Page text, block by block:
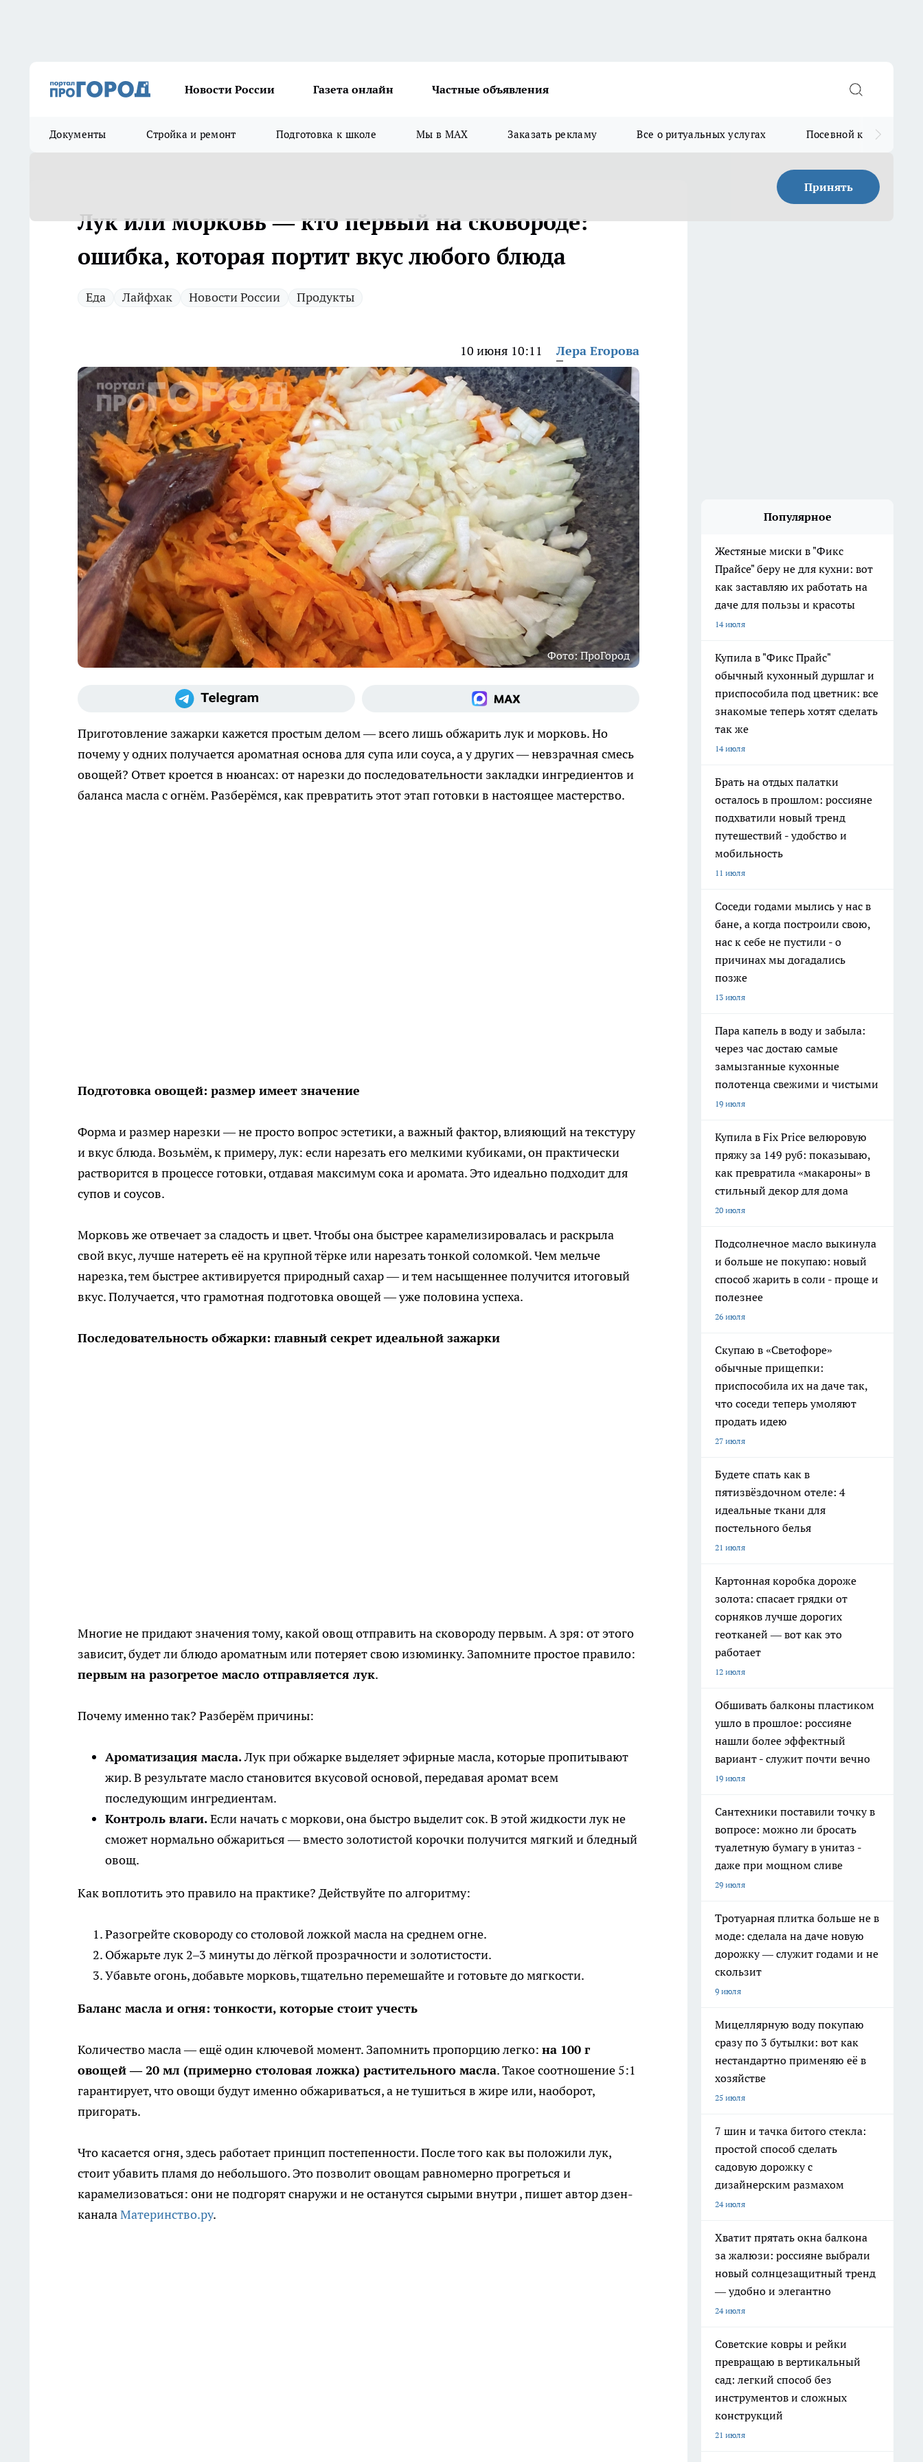
Новости России Газета онлайн Частные объявления
Документы Стройка и ремонт Подготовка к школе Мы в MAX Заказать рекламу Все о ритуальных услугах Посевной календарь
Принять
Лук или морковь — кто первый на сковороде:
ошибка, которая портит вкус любого блюда
Еда Лайфхак Новости России Продукты
10 июня 10:11 Лера Егорова
Фото: ПроГород
Приготовление зажарки кажется простым делом — всего лишь обжарить лук и морковь. Но
почему у одних получается ароматная основа для супа или соуса, а у других — невзрачная смесь
овощей? Ответ кроется в нюансах: от нарезки до последовательности закладки ингредиентов и
баланса масла с огнём. Разберёмся, как превратить этот этап готовки в настоящее мастерство.
Подготовка овощей: размер имеет значение
Форма и размер нарезки — не просто вопрос эстетики, а важный фактор, влияющий на текстуру
и вкус блюда. Возьмём, к примеру, лук: если нарезать его мелкими кубиками, он практически
растворится в процессе готовки, отдавая максимум сока и аромата. Это идеально подходит для
супов и соусов.
Морковь же отвечает за сладость и цвет. Чтобы она быстрее карамелизировалась и раскрыла
свой вкус, лучше натереть её на крупной тёрке или нарезать тонкой соломкой. Чем мельче
нарезка, тем быстрее активируется природный сахар — и тем насыщеннее получится итоговый
вкус. Получается, что грамотная подготовка овощей — уже половина успеха.
Последовательность обжарки: главный секрет идеальной зажарки
Многие не придают значения тому, какой овощ отправить на сковороду первым. А зря: от этого
зависит, будет ли блюдо ароматным или потеряет свою изюминку. Запомните простое правило:
первым на разогретое масло отправляется лук.
Почему именно так? Разберём причины:
Ароматизация масла.Лук при обжарке выделяет эфирные масла, которые пропитывают
жир. В результате масло становится вкусовой основой, передавая аромат всем
последующим ингредиентам.
Контроль влаги.Если начать с моркови, она быстро выделит сок. В этой жидкости лук не
сможет нормально обжариться — вместо золотистой корочки получится мягкий и бледный
овощ.
Как воплотить это правило на практике? Действуйте по алгоритму:
Разогрейте сковороду со столовой ложкой масла на среднем огне.
Обжарьте лук 2–3 минуты до лёгкой прозрачности и золотистости.
Убавьте огонь, добавьте морковь, тщательно перемешайте и готовьте до мягкости.
Баланс масла и огня: тонкости, которые стоит учесть
Количество масла — ещё один ключевой момент. Запомнить пропорцию легко: на 100 г
овощей — 20 мл (примерно столовая ложка) растительного масла. Такое соотношение 5:1
гарантирует, что овощи будут именно обжариваться, а не тушиться в жире или, наоборот,
пригорать.
Что касается огня, здесь работает принцип постепенности. После того как вы положили лук,
стоит убавить пламя до небольшого. Это позволит овощам равномерно прогреться и
карамелизоваться: они не подгорят снаружи и не останутся сырыми внутри, пишет автор дзен-
каналаМатеринство.ру.
Популярное
Жестяные миски в "Фикс
Прайсе" беру не для кухни: вот
как заставляю их работать на
даче для пользы и красоты
14 июля
Купила в "Фикс Прайс"
обычный кухонный дуршлаг и
приспособила под цветник: все
знакомые теперь хотят сделать
так же
14 июля
Брать на отдых палатки
осталось в прошлом: россияне
подхватили новый тренд
путешествий - удобство и
мобильность
11 июля
Соседи годами мылись у нас в
бане, а когда построили свою,
нас к себе не пустили - о
причинах мы догадались
позже
13 июля
Пара капель в воду и забыла:
через час достаю самые
замызганные кухонные
полотенца свежими и чистыми
19 июля
Купила в Fix Price велюровую
пряжу за 149 руб: показываю,
как превратила «макароны» в
стильный декор для дома
20 июля
Подсолнечное масло выкинула
и больше не покупаю: новый
способ жарить в соли - проще и
полезнее
26 июля
Скупаю в «Светофоре»
обычные прищепки:
приспособила их на даче так,
что соседи теперь умоляют
продать идею
27 июля
Будете спать как в
пятизвёздочном отеле: 4
идеальные ткани для
постельного белья
21 июля
Картонная коробка дороже
золота: спасает грядки от
сорняков лучше дорогих
геотканей — вот как это
работает
12 июля
Обшивать балконы пластиком
ушло в прошлое: россияне
нашли более эффектный
вариант - служит почти вечно
19 июля
Сантехники поставили точку в
вопросе: можно ли бросать
туалетную бумагу в унитаз -
даже при мощном сливе
29 июля
Тротуарная плитка больше не в
моде: сделала на даче новую
дорожку — служит годами и не
скользит
9 июля
Мицеллярную воду покупаю
сразу по 3 бутылки: вот как
нестандартно применяю её в
хозяйстве
25 июля
7 шин и тачка битого стекла:
простой способ сделать
садовую дорожку с
дизайнерским размахом
24 июля
Хватит прятать окна балкона
за жалюзи: россияне выбрали
новый солнцезащитный тренд
— удобно и элегантно
24 июля
Советские ковры и рейки
превращаю в вертикальный
сад: легкий способ без
инструментов и сложных
конструкций
21 июля